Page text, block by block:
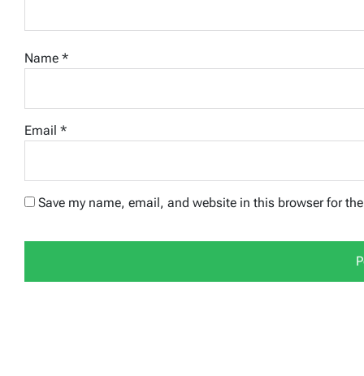
Name *
Email *
Save my name, email, and website in this browser for